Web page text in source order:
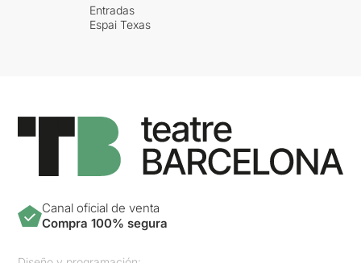
Entradas
Espai Texas
Canal oficial de venta
Compra 100% segura